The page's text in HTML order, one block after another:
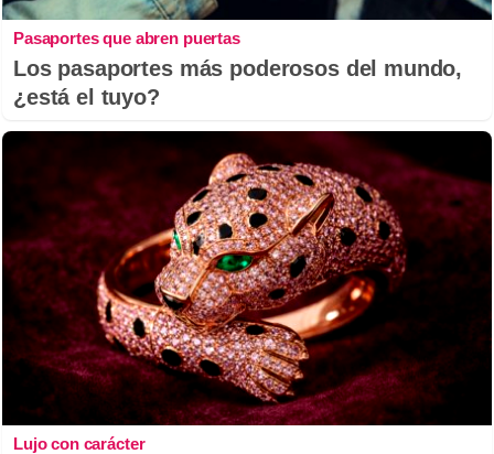
Pasaportes que abren puertas
Los pasaportes más poderosos del mundo,
¿está el tuyo?
Lujo con carácter